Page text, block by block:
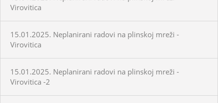
Virovitica
15.01.2025. Neplanirani radovi na plinskoj mreži -
Virovitica
15.01.2025. Neplanirani radovi na plinskoj mreži -
Virovitica -2